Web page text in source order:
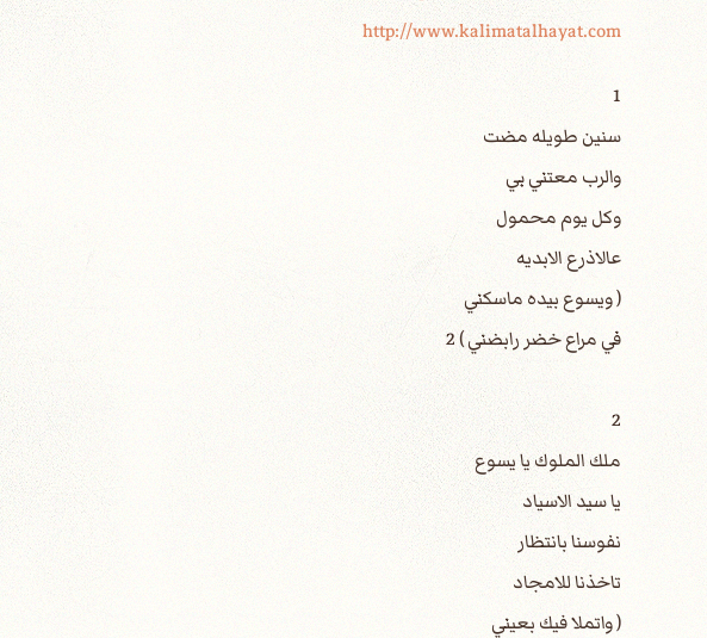
http://www.kalimatalhayat.com
1
سنين طويله مضت
والرب معتني بي
وكل يوم محمول
عالاذرع الابديه
( ويسوع بيده ماسكني
في مراع خضر رابضني ) 2
2
ملك الملوك يا يسوع
يا سيد الاسياد
نفوسنا بانتظار
تاخذنا للامجاد
( واتملا فيك بعيني